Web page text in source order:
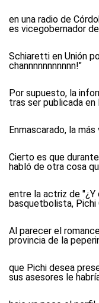
en una radio de
es vicegobernador
Schiaretti en Unión
channnnnnnnnnn!"
Por supuesto, la
tras ser publicada
Enmascarado, la
Cierto es que
habló de otra cosa
entre la actriz de
basquetbolista, Pichi
Al parecer el
provincia de la
que Pichi desea
sus asesores le